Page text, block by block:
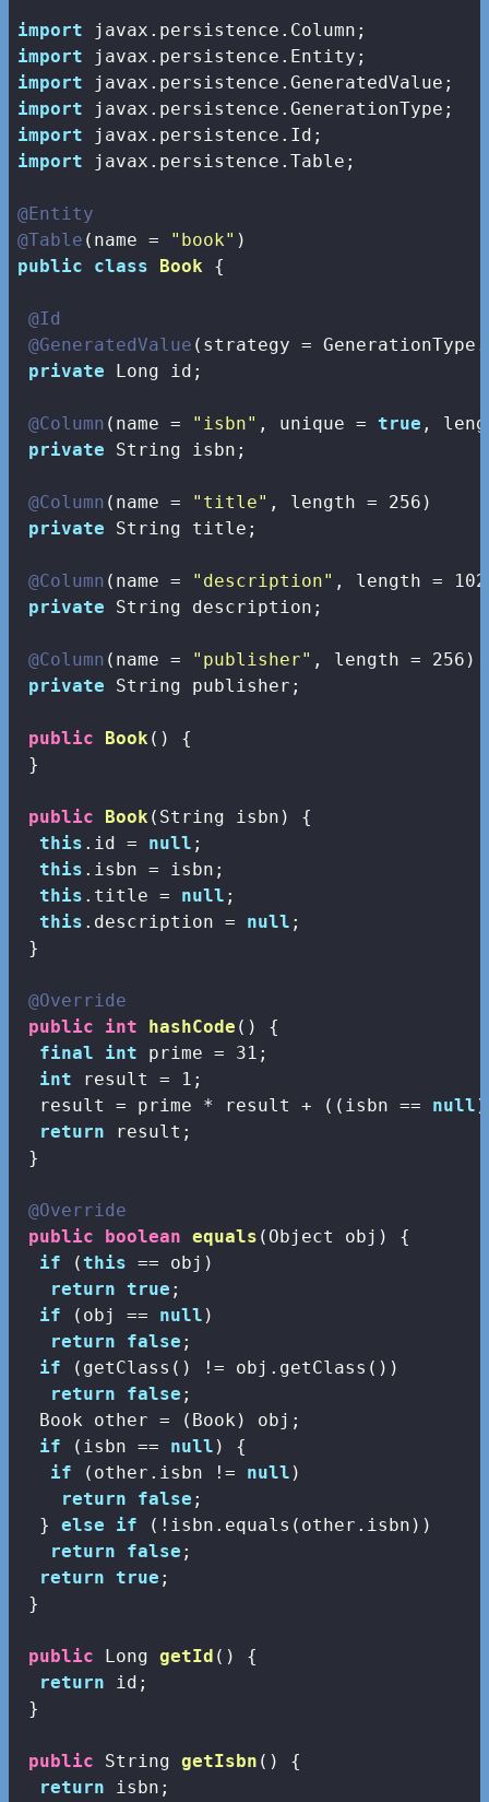
import
import
import
import
import
import javax.persistence.Table;
@Entity
@Table (name = "book"
public
class Book {
@Id
@GeneratedValue (strategy =
private Long id;
@Column (name = "isbn" , unique = true ,
private String isbn;
@Column (name = "title" , length = 256 )
private String title;
@Column (name = "description" , length =
private String description;
@Column (name = "publisher" , length = 256 )
private String publisher;
public Book ()
{
}
public Book (String isbn)
{
this .id = null ;
this .isbn = isbn;
this .title = null ;
this .description = null ;
}
@Override
public
int hashCode ()
{
final
int prime = 31 ;
int result = 1 ;
  result = prime * result + ((isbn ==
null
return result;
}
@Override
public
boolean equals (Object obj)
{
if (this == obj)
return true ;
if (obj == null )
return
false ;
if (getClass() != obj.getClass())
return
false ;
  Book other = (Book) obj;
if (isbn == null ) {
if (other.isbn != null )
return
false ;
  }
else if (!isbn.equals(other.isbn))
return
false ;
return true ;
}
public Long getId ()
{
return id;
}
public String getIsbn ()
{
return isbn;